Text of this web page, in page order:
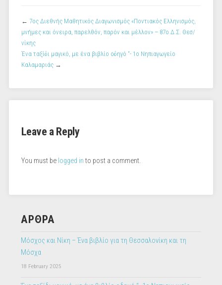
← 7ος Διεθνής Μαθητικός Διαγωνισμός «Ποντιακός Ελληνισμός,
μνήμες και όνειρα, παρελθόν, παρόν και μέλλον» – 87ο Δ.Σ. Θεσ/
νίκης
Ένα ταξίδι μαγικό, με ένα βιβλίο οδηγό “- 1ο Νηπιαγωγείο
Καλαμαριάς→
Leave a Reply
You must be logged in to post a comment.
ΑΡΘΡΑ
Μόσχος και Νίκη – Ένα βιβλίο για τη Θεσσαλονίκη και τη
Μόσχα
18 February 2025